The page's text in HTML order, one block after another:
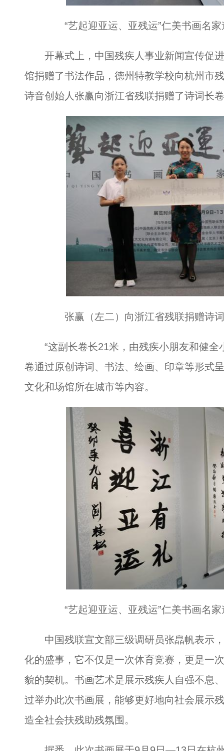
“艺起迎亚运、亚残运”仁美书画名家
开幕式上，中国残疾人事业新闻宣传促进
馆捐赠了书法作品，德州特教学校向杭州市
诗音创始人张赢向浙江省残联捐赠了诗词长
张赢（左二）向浙江省残联捐赠诗词
“这副长卷长21米，由残疾小朋友和健全
卷通过原创诗词、书法、绘画、印章等形式
文化和场馆所在城市等内容。
“艺起迎亚运、亚残运”仁美书画名家
中国残联宣文部三级调研员张皛帆表示，
化的盛事，它不仅是一次体育竞赛，更是一
貌的契机。书画艺术是展示残疾人自强不息
过举办此次书画展，能够更好地向社会展示
造全社会扶残助残氛围。